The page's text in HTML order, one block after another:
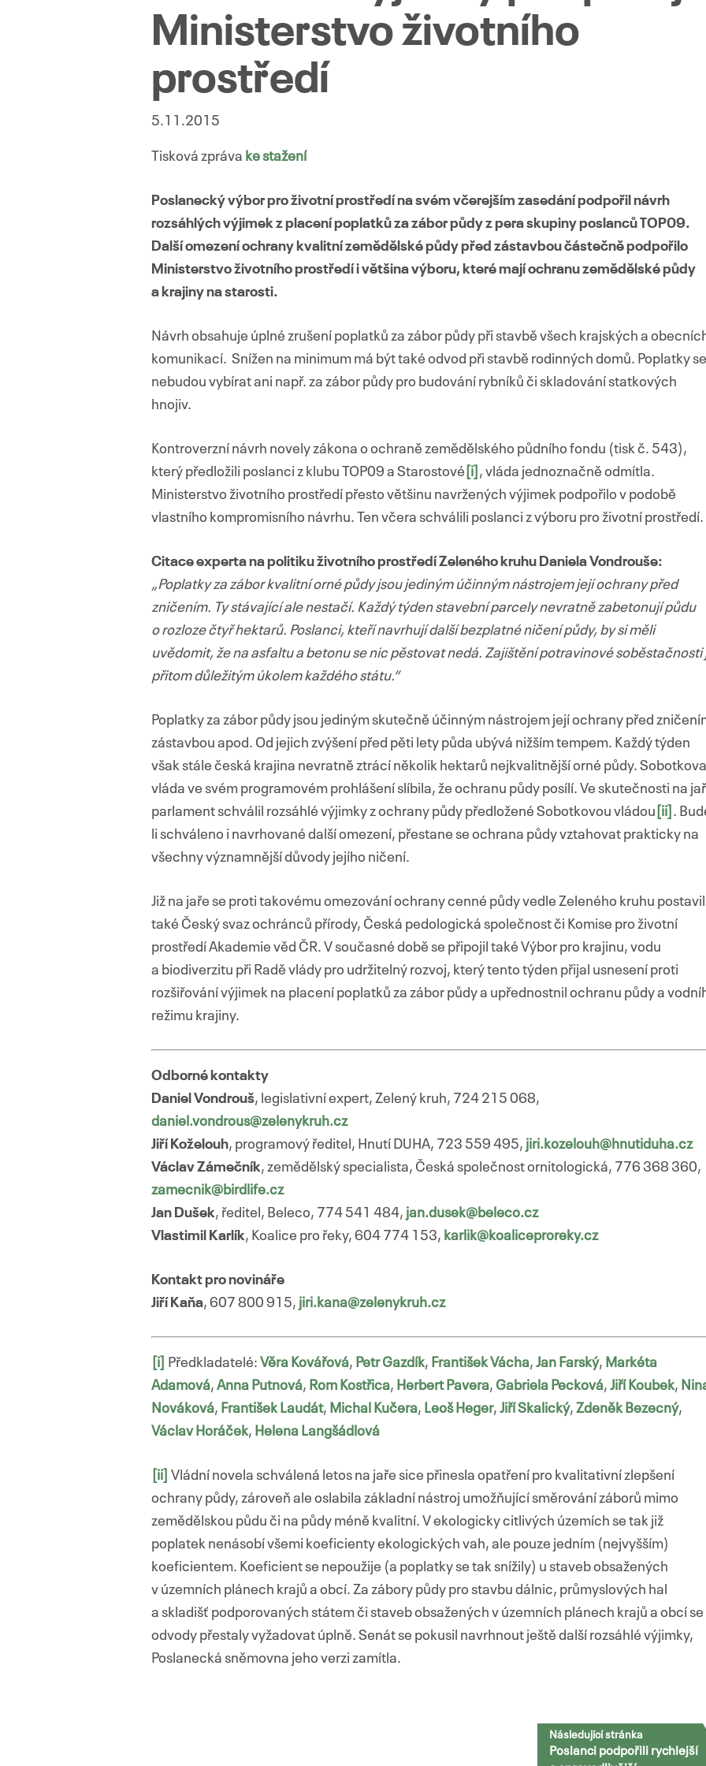
Ministerstvo životního
prostředí
5.11.2015
Tisková zpráva ke stažení
Poslanecký výbor pro životní prostředí na svém včerejším zasedání podpořil návrh
rozsáhlých výjimek zplacení poplatků za zábor půdy z pera skupiny poslanců TOP09.
Další omezení ochrany kvalitní zemědělské půdy před zástavbou částečně podpořilo
Ministerstvo životního prostředí i většina výboru, které mají ochranu zemědělské půdy
a krajiny na starosti.
Návrh obsahuje úplné zrušení poplatků za zábor půdy při stavbě všech krajských a
komunikací. Snížen na minimum má být také odvod při stavbě rodinných domů. Poplatky se
nebudou vybírat ani např. za zábor půdy pro budování rybníků či skladování statkových
hnojiv.
Kontroverzní návrh novely zákona o ochraně zemědělského půdního fondu (tisk č. 543),
který předložili poslanci z klubu TOP09 a Starostové [i] , vláda jednoznačně odmítla.
Ministerstvo životního prostředí přesto většinu navržených výjimek podpořilo v podobě
vlastního kompromisního návrhu. Ten včera schválili poslanci z výboru pro životní prostředí.
Citace experta na politiku životního prostředí Zeleného kruhu Daniela Vondrouše:
„Poplatky za zábor kvalitní orné půdy jsou jediným účinným nástrojem její ochrany před
zničením. Ty stávající ale nestačí. Každý týden stavební parcely nevratně zabetonují půdu
o rozloze čtyř hektarů. Poslanci, kteří navrhují další bezplatné ničení půdy, by si měli
uvědomit, že na asfaltu a betonu se nic pěstovat nedá. Zajištění potravinové soběstačnosti
přitom důležitým úkolem každého státu.“
Poplatky za zábor půdy jsou jediným skutečně účinným nástrojem její ochrany před
zástavbou apod. Od jejich zvýšení před pěti lety půda ubývá nižším tempem. Každý týden
však stále česká krajina nevratně ztrácí několik hektarů nejkvalitnější orné půdy. Sobotkova
vláda ve svém programovém prohlášení slíbila, že ochranu půdy posílí. Ve skutečnosti na
parlament schválil rozsáhlé výjimky z ochrany půdy předložené Sobotkovou vládou [ii] .
li schváleno i navrhované další omezení, přestane se ochrana půdy vztahovat prakticky na
všechny významnější důvody jejího ničení.
Již na jaře se proti takovému omezování ochrany cenné půdy vedle Zeleného kruhu postavil
také Český svaz ochránců přírody, Česká pedologická společnost či Komise pro životní
prostředí Akademie věd ČR. V současné době se připojil také Výbor pro krajinu, vodu
a biodiverzitu při Radě vlády pro udržitelný rozvoj, který tento týden přijal usnesení proti
rozšiřování výjimek na placení poplatků za zábor půdy a upřednostnil ochranu půdy a
režimu krajiny.
Odborné kontakty
Daniel Vondrouš, legislativní expert, Zelený kruh, 724 215 068,
daniel.vondrous@zelenykruh.cz
Jiří Koželouh, programový ředitel, Hnutí DUHA, 723 559 495, jiri.kozelouh@hnutiduha.cz
Václav Zámečník, zemědělský specialista, Česká společnost ornitologická, 776 368 360,
zamecnik@birdlife.cz
Jan Dušek, ředitel, Beleco, 774 541 484, jan.dusek@beleco.cz
Vlastimil Karlík, Koalice pro řeky, 604 774 153, karlik@koaliceproreky.cz
Kontakt pro novináře
Jiří Kaňa, 607 800 915, jiri.kana@zelenykruh.cz
[i] Předkladatelé: Věra Kovářová, Petr Gazdík, František Vácha, Jan Farský, Markéta
Adamová, Anna Putnová, Rom Kostřica, Herbert Pavera, Gabriela Pecková, Jiří Koubek,
Nováková, František Laudát, Michal Kučera, Leoš Heger, Jiří Skalický, Zdeněk Bezecný,
Václav Horáček, Helena Langšádlová
[ii]
Vládní novela schválená letos na jaře sice přinesla opatření pro kvalitativní zlepšení
ochrany půdy, zároveň ale oslabila základní nástroj umožňující směrování záborů mimo
zemědělskou půdu či na půdy méně kvalitní. V ekologicky citlivých územích se tak již
poplatek nenásobí všemi koeficienty ekologických vah, ale pouze jedním (nejvyšším)
koeficientem. Koeficient se nepoužije (a poplatky se tak snížily) u staveb obsažených
v územních plánech krajů a obcí. Za zábory půdy pro stavbu dálnic, průmyslových hal
a skladišť podporovaných státem či staveb obsažených v územních plánech krajů a obcí se
odvody přestaly vyžadovat úplně. Senát se pokusil navrhnout ještě další rozsáhlé výjimky,
Poslanecká sněmovna jeho verzi zamítla.
Následující stránka
Poslanci podpořili rychlejší